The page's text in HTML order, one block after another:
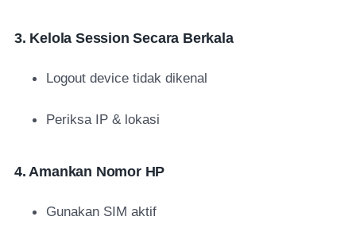
3. Kelola Session Secara Berkala
Logout device tidak dikenal
Periksa IP & lokasi
4. Amankan Nomor HP
Gunakan SIM aktif